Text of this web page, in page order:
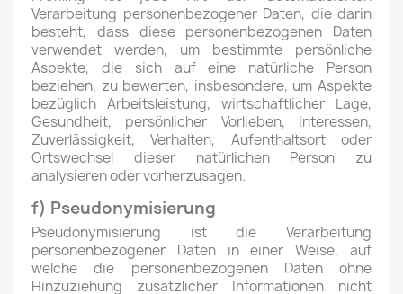
Verarbeitung personenbezogener Daten, die darin
besteht, dass diese personenbezogenen Daten
verwendet werden, um bestimmte persönliche
Aspekte, die sich auf eine natürliche Person
beziehen, zu bewerten, insbesondere, um Aspekte
bezüglich Arbeitsleistung, wirtschaftlicher Lage,
Gesundheit, persönlicher Vorlieben, Interessen,
Zuverlässigkeit, Verhalten, Aufenthaltsort oder
Ortswechsel dieser natürlichen Person zu
analysieren oder vorherzusagen.
f) Pseudonymisierung
Pseudonymisierung ist die Verarbeitung
personenbezogener Daten in einer Weise, auf
welche die personenbezogenen Daten ohne
Hinzuziehung zusätzlicher Informationen nicht